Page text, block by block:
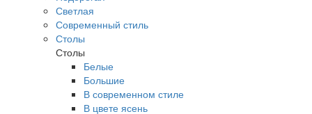
Светлая
Современный стиль
Столы
Столы
Белые
Большие
В современном стиле
В цвете ясень